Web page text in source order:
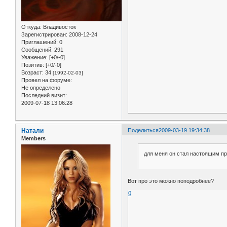
Откуда: Владивосток
Зарегистрирован: 2008-12-24
Приглашений: 0
Сообщений: 291
Уважение: [+0/-0]
Позитив: [+0/-0]
Возраст: 34 [1992-02-03]
Провел на форуме:
Не определено
Последний визит:
2009-07-18 13:06:28
Поделиться2009-03-19 19:34:38
Натали
Members
для меня он стал настоящим
Вот про это можно поподробнее?
0